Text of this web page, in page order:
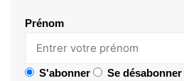
Prénom
S'abonner Se désabonner